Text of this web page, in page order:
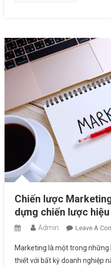
Chiến lược
dựng chiến lược
Admin Leave A
Marketing là một trong
thiết với bất kỳ doanh nghiệp